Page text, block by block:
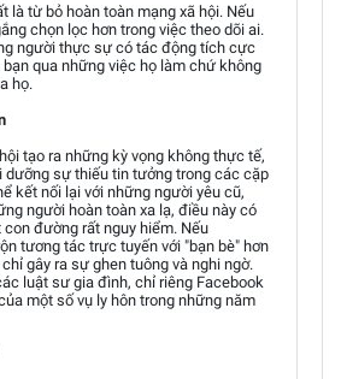
là từ bỏ hoàn toàn mạng xã hội. Nếu
chọn lọc hơn trong việc theo dõi ai.
người thực sự có tác động tích cực
qua những việc họ làm chứ không
họ.
tạo ra những kỳ vọng không thực tế,
dưỡng sự thiếu tin tưởng trong các cặp
kết nối lại với những người yêu cũ,
người hoàn toàn xa lạ, điều này có
đường rất nguy hiểm. Nếu
tương tác trực tuyến với "bạn bè" hơn
gây ra sự ghen tuông và nghi ngờ.
luật sư gia đình, chỉ riêng Facebook
một số vụ ly hôn trong những năm